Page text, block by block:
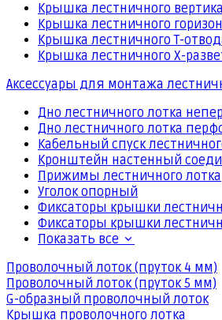
Крышка лестничного
Крышка лестничного
Крышка лестничного Т-
Крышка лестничного Х-
Аксессуары для монтажа
Дно лестничного лотка
Дно лестничного лотка
Кабельный спуск
Кронштейн настенный
Прижимы лестничного лотка
Уголок опорный
Фиксаторы крышки
Фиксаторы крышки
Показать все
Проволочный лоток (пруток 4 мм)
Проволочный лоток (пруток 5 мм)
G-образный проволочный лоток
Крышка проволочного лотка